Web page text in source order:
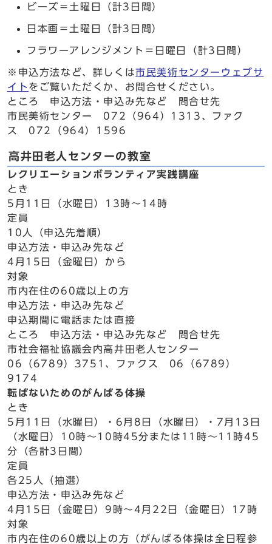
ビーズ＝土曜日（計3日間）
日本画＝土曜日（計3日間）
フラワーアレンジメント＝日曜日（計3日間）
※申込方法など、詳しくは市民美術センターウェブサ
イト をご覧いただくか、お問合せください。
ところ 申込方法・申込み先など 問合せ先
市民美術センター 072（964）1313、ファク
ス 072（964）1596
高井田老人センターの教室
レクリエーションボランティア実践講座
とき
5月11日（水曜日）13時～14時
定員
10人（申込先着順）
申込方法・申込み先など
4月15日（金曜日）から
対象
市内在住の60歳以上の方
申込方法・申込み先など
申込期間に電話または直接
ところ 申込方法・申込み先など 問合せ先
市社会福祉協議会内高井田老人センター
06（6789）3751、ファクス 06（6789）
9174
転ばないためのがんばる体操
とき
5月11日（水曜日）・6月8日（水曜日）・7月13日
（水曜日）10時～10時45分または11時～11時45
分（各計3日間）
定員
各25人（抽選）
申込方法・申込み先など
4月15日（金曜日）9時～4月22日（金曜日）17時
対象
市内在住の60歳以上の方（がんばる体操は全日程参